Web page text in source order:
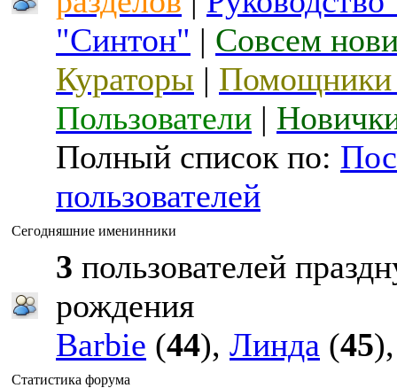
"Синтон" | Совсем
Кураторы | Помощники
Пользователи |
Полный список по:
пользователей
Сегодняшние именинники
3 пользователей
рождения
Barbie (44), Линда (45
Статистика форума